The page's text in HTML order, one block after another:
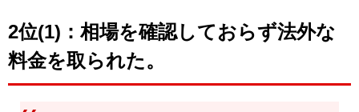
2位(1)：相場を確認しておらず法外な
料金を取られた。